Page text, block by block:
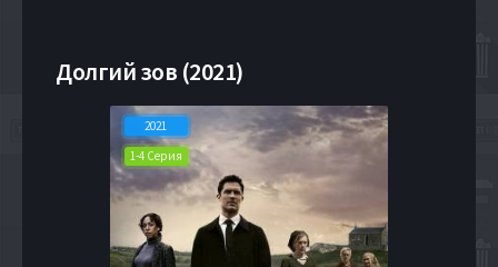
Долгий зов (2021)
2021
1-4 Серия